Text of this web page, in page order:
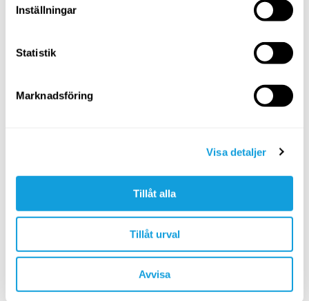
Inställningar
Statistik
Marknadsföring
Visa detaljer
Tillåt alla
Tillåt urval
Avvisa
En meditation för ditt välmående, med en kombination